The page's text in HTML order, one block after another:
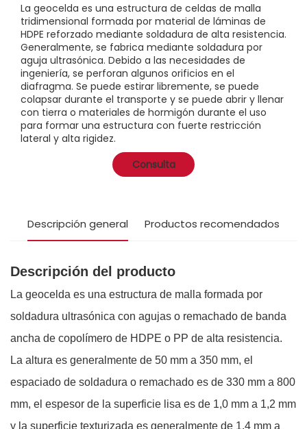
La geocelda es una estructura de celdas de malla
tridimensional formada por material de láminas de
HDPE reforzado mediante soldadura de alta resistencia.
Generalmente, se fabrica mediante soldadura por
aguja ultrasónica. Debido a las necesidades de
ingeniería, se perforan algunos orificios en el
diafragma. Se puede estirar libremente, se puede
colapsar durante el transporte y se puede abrir y llenar
con tierra o materiales de hormigón durante el uso
para formar una estructura con fuerte restricción
lateral y alta rigidez.
Consulta
Descripción general Productos recomendados
Descripción del producto
La geocelda es una estructura de malla formada por
soldadura ultrasónica con agujas o remachado de banda
ancha de copolímero de HDPE o PP de alta resistencia.
La altura es generalmente de 50 mm a 350 mm, el
espaciado de soldadura o remachado es de 330 mm a 800
mm, el espesor de la superficie lisa es de 1,0 mm a 1,2 mm
y la superficie texturizada es generalmente de 1,4 mm a